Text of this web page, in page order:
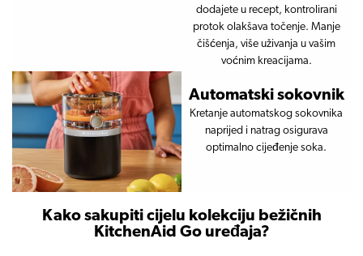
dodajete u recept, kontrolirani
protok olakšava točenje. Manje
čišćenja, više uživanja u vašim
voćnim kreacijama.
Automatski sokovnik
Kretanje automatskog sokovnika
naprijed i natrag osigurava
optimalno cijeđenje soka.
Kako sakupiti cijelu kolekciju bežičnih
KitchenAid Go uređaja?